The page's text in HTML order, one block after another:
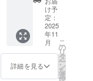
る「ゲ
ストハ
ウス黒
島様」
を応援
という
気持ち
りいた
しま
す。 な
らびに
今後の
活動報
告のレ
セージ
・「門
前のパ
ンダ
ちゃ
ん」を
10冊お
送りし
け予
定：
2025
年11
月
詳細を見る
こ
の
リ
タ
ー
ン
を
選